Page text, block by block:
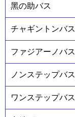
黑の助バス
チャギントンバ
ファジアーノバ
ノンステップバ
ワンステップバ